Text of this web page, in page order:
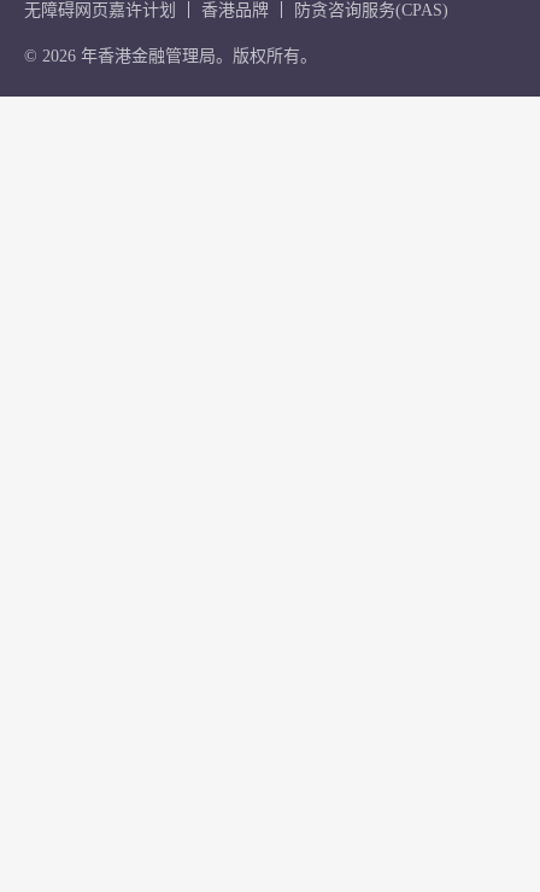
无障碍网页嘉许计划
香港品牌 防贪咨询服务(CPAS)
© 2026 年香港金融管理局。版权所有。